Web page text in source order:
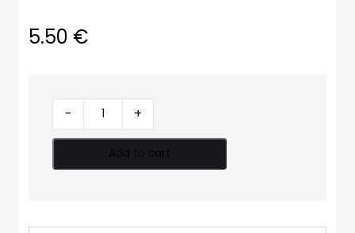
5.50 €
kanalizacijai
- +
Add to cart